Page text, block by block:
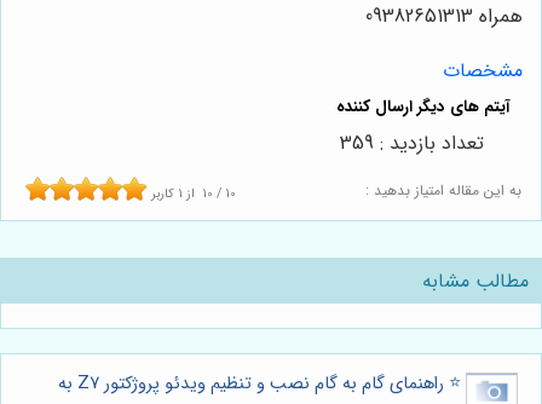
همراه 09382651313
مشخصات
به این مقاله امتیاز بدهید : 10 / 10 از1 کاربر
تعداد بازدید : 359
مطالب مشابه
⭐️ راهنمای گام به گام نصب و تنظیم ویدئو پروژکتور Z7 به